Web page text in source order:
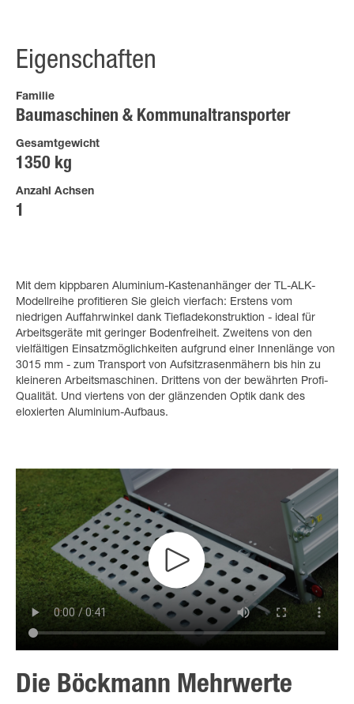
Eigenschaften
Familie
Baumaschinen & Kommunaltransporter
Gesamtgewicht
1350 kg
Anzahl Achsen
1
Mit dem kippbaren Aluminium-Kastenanhänger der TL-ALK-
Modellreihe profitieren Sie gleich vierfach: Erstens vom
niedrigen Auffahrwinkel dank Tiefladekonstruktion - ideal für
Arbeitsgeräte mit geringer Bodenfreiheit. Zweitens von den
vielfältigen Einsatzmöglichkeiten aufgrund einer Innenlänge von
3015 mm - zum Transport von Aufsitzrasenmähern bis hin zu
kleineren Arbeitsmaschinen. Drittens von der bewährten Profi-
Qualität. Und viertens von der glänzenden Optik dank des
eloxierten Aluminium-Aufbaus.
Die Böckmann Mehrwerte